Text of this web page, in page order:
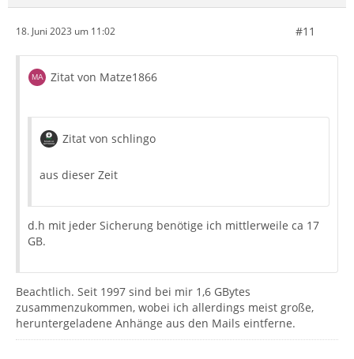
18. Juni 2023 um 11:02 #11
Zitat von Matze1866
Zitat von schlingo
aus dieser Zeit
d.h mit jeder Sicherung benötige ich mittlerweile ca 17
GB.
Beachtlich. Seit 1997 sind bei mir 1,6 GBytes
zusammenzukommen, wobei ich allerdings meist große,
heruntergeladene Anhänge aus den Mails eintferne.